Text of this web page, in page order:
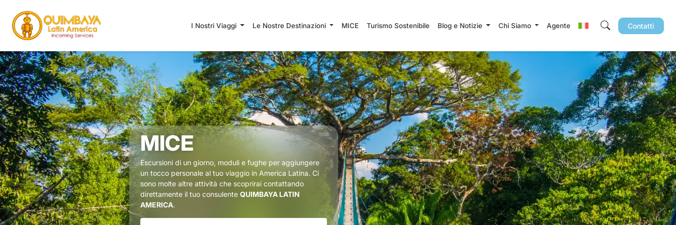
I Nostri Viaggi Le Nostre Destinazioni MICE Turismo Sostenibile Blog e Notizie Chi Siamo Agente Contatti
MICE
Escursioni di un giorno, moduli e fughe per aggiungere
un tocco personale al tuo viaggio in America Latina. Ci
sono molte altre attività che scoprirai contattando
direttamente il tuo consulente QUIMBAYA LATIN
AMERICA.